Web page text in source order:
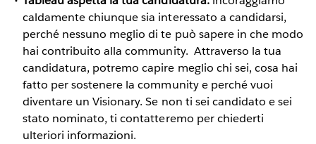
caldamente chiunque sia interessato a candidarsi,
perché nessuno meglio di te può sapere in che modo
hai contribuito alla community. Attraverso la tua
candidatura, potremo capire meglio chi sei, cosa hai
fatto per sostenere la community e perché vuoi
diventare un Visionary. Se non ti sei candidato e sei
stato nominato, ti contatteremo per chiederti
ulteriori informazioni.